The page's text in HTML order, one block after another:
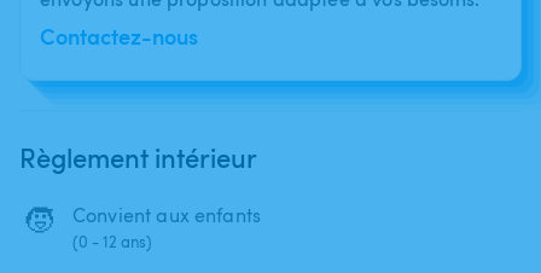
Contactez-nous
Règlement intérieur
🧒 Convient aux enfants
(0 - 12 ans)